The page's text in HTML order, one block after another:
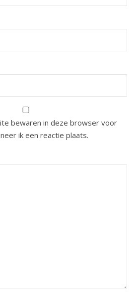
bewaren in deze browser voor
ik een reactie plaats.